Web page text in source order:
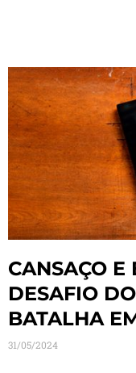
CANSAÇO E
DESAFIO
BATALHA
31/05/2024